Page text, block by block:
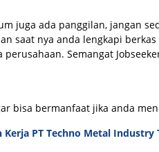
juga ada panggilan, jangan
saat nya anda lengkapi berkas
Semangat
bisa bermanfaat jika anda
Kerja PT Techno Metal Industry